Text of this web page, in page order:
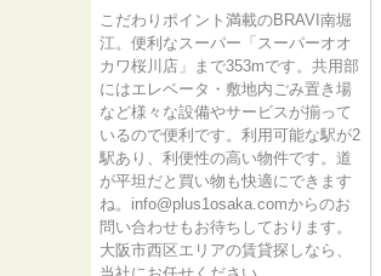
こだわりポイント満載のBRAVI南堀
江。便利なスーパー「スーパーオオ
カワ桜川店」まで353mです。共用部
にはエレベータ・敷地内ごみ置き場
など様々な設備やサービスが揃って
いるので便利です。利用可能な駅が2
駅あり、利便性の高い物件です。道
が平坦だと買い物も快適にできます
ね。info@plus1osaka.comからのお
問い合わせもお待ちしております。
大阪市西区エリアの賃貸探しなら、